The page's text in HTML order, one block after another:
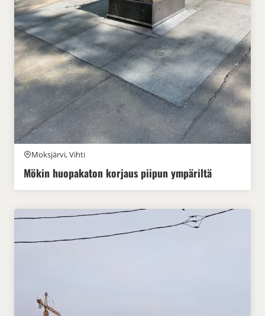
Moksjärvi, Vihti
Mökin huopakaton korjaus piipun ympäriltä